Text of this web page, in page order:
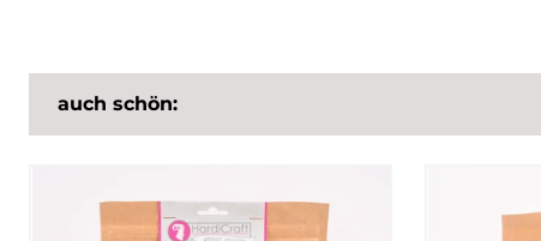
auch schön: